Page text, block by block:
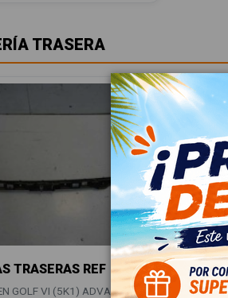
TRASERA
TRASERAS REF
GOLF VI (5K1) ADVANCE